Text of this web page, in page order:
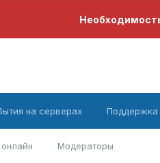
Модераторы
на серверах Поддержка